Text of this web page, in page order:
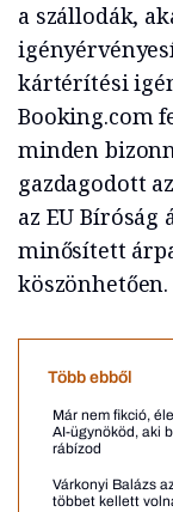
a szállodák,
kártérítési
Booking.com
minden
gazdagodott
az EU
minősített
köszönhetően.
Több ebből
Már nem fikció,
AI-ügynököd, aki
rábízod
Várkonyi Balázs
többet kellett